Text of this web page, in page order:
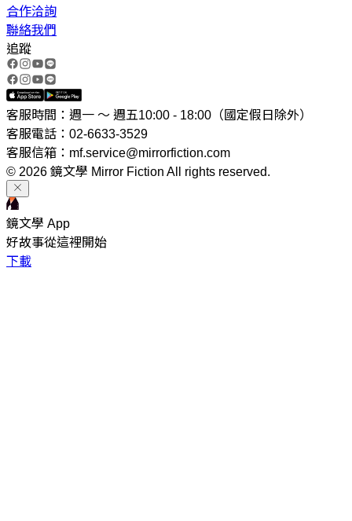
合作洽詢
聯絡我們
追蹤
客服時間：週一 ～ 週五10:00 - 18:00（國定假日除外）
客服電話：02-6633-3529
客服信箱：mf.service@mirrorfiction.com
© 2026 鏡文學 Mirror Fiction All rights reserved.
鏡文學 App
好故事從這裡開始
下載